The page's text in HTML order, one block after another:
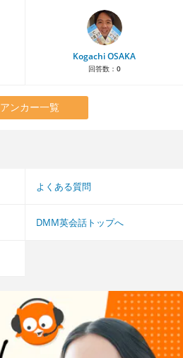
Kogachi OSAKA
回答数： 0
アンカー一覧
よくある質問
DMM英会話トップへ